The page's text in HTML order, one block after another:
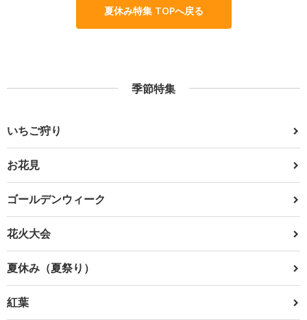
夏休み特集 TOPへ戻る
季節特集
いちご狩り
お花見
ゴールデンウィーク
花火大会
夏休み（夏祭り）
紅葉